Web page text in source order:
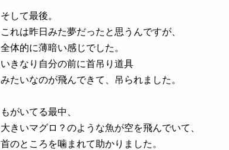
そして最後。
これは昨日みた夢だったと思うんですが、
全体的に薄暗い感じでした。
いきなり自分の前に首吊り道具
みたいなのが飛んできて、吊られました。
もがいてる最中、
大きいマグロ？のような魚が空を飛んでいて、
首のところを噛まれて助かりました。